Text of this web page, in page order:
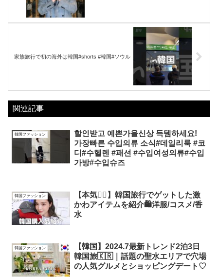
家族旅行で初の海外は韓国#shorts #韓国#ソウル
関連記事
韓国ファッション
할인받고 예쁜가을신상 득템하세요!
가장빠른 수입의류 소식#데일리룩 #코
디#수헬렌 #패션 #수입여성의류#수입
가방#수입슈즈
韓国ファッション
【本気❤️‍🔥】韓国旅行でゲットした激
かわアイテムを紹介🛍️洋服/コスメ/香
水
韓国ファッション
【韓国】2024.7最新トレンド2泊3日
韓国旅🇰🇷｜話題の聖水エリアで穴場
の人気グルメとショッピングデート♡